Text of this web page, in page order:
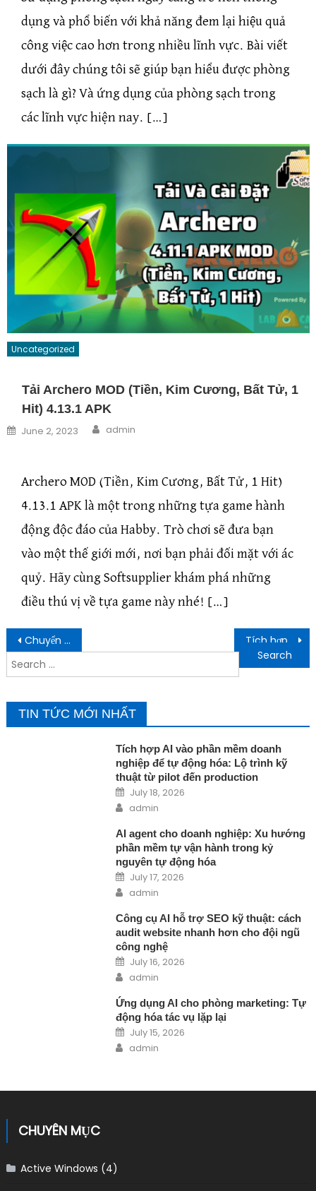
dụng và phổ biến với khả năng đem lại hiệu quả
công việc cao hơn trong nhiều lĩnh vực. Bài viết
dưới đây chúng tôi sẽ giúp bạn hiểu được phòng
sạch là gì? Và ứng dụng của phòng sạch trong
các lĩnh vực hiện nay. […]
Uncategorized
Tải Archero MOD (Tiền, Kim Cương, Bất Tử, 1
Hit) 4.13.1 APK
Posted on
June 2, 2023 Author
admin
Archero MOD (Tiền, Kim Cương, Bất Tử, 1 Hit)
4.13.1 APK là một trong những tựa game hành
động độc đáo của Habby. Trò chơi sẽ đưa bạn
vào một thế giới mới, nơi bạn phải đối mặt với ác
quỷ. Hãy cùng Softsupplier khám phá những
điều thú vị về tựa game này nhé! […]
Post navigation
Chuyển đổi số ứng dụng AI: cách doanh nghiệp kết nối dữ liệu, phần mềm và quy trình vận hành
Search for:
TIN TỨC MỚI NHẤT
Tích hợp AI vào phần mềm doanh
nghiệp để tự động hóa: Lộ trình kỹ
thuật từ pilot đến production
Posted on
July 18, 2026
Author
admin
AI agent cho doanh nghiệp: Xu hướng
phần mềm tự vận hành trong kỷ
nguyên tự động hóa
Posted on
July 17, 2026
Author
admin
Công cụ AI hỗ trợ SEO kỹ thuật: cách
audit website nhanh hơn cho đội ngũ
công nghệ
Posted on
July 16, 2026
Author
admin
Ứng dụng AI cho phòng marketing: Tự
động hóa tác vụ lặp lại
Posted on
July 15, 2026
Author
admin
CHUYÊN MỤC
Active Windows (4)